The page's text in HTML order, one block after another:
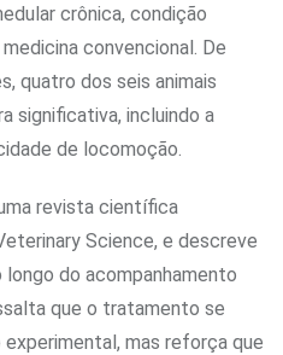
crônica, condição
convencional. De
quatro dos seis animais
significativa, incluindo a
de locomoção.
revista científica
Science, e descreve
do acompanhamento
que o tratamento se
mas reforça que